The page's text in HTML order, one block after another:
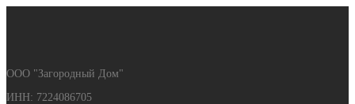
ООО "Загородный Дом"
ИНН: 7224086705